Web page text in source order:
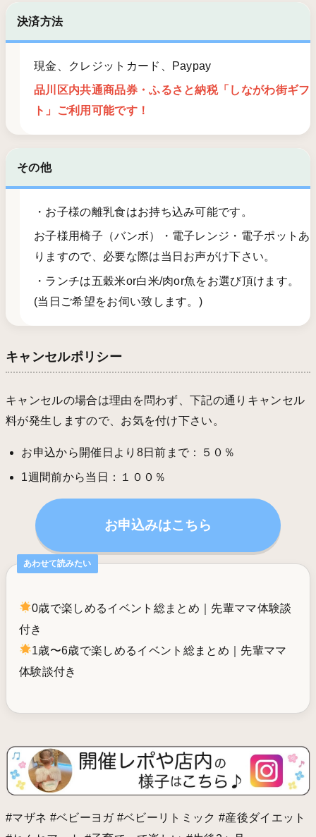
決済方法
現金、クレジットカード、Paypay
品川区内共通商品券・ふるさと納税「しながわ街ギフ
ト」ご利用可能です！
その他
・お子様の離乳食はお持ち込み可能です。
お子様用椅子（バンボ）・電子レンジ・電子ポットあ
りますので、必要な際は当日お声がけ下さい。
・ランチは五穀米or白米/肉or魚をお選び頂けます。
(当日ご希望をお伺い致します。)
キャンセルポリシー
キャンセルの場合は理由を問わず、下記の通りキャンセル
料が発生しますので、お気を付け下さい。
お申込から開催日より8日前まで：５０％
1週間前から当日：１００％
お申込みはこちら
あわせて読みたい
0歳で楽しめるイベント総まとめ｜先輩ママ体験談
付き
1歳〜6歳で楽しめるイベント総まとめ｜先輩ママ
体験談付き
#マザネ #ベビーヨガ #ベビーリトミック #産後ダイエット